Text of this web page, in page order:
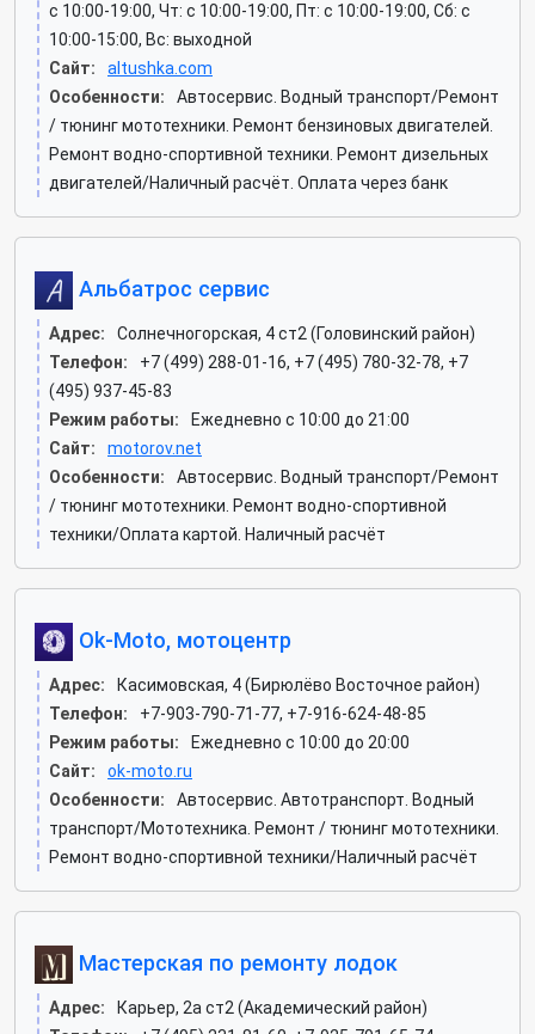
c 10:00-19:00, Чт: c 10:00-19:00, Пт: c 10:00-19:00, Сб: c
10:00-15:00, Вс: выходной
Сайт:
altushka.com
Особенности:
Автосервис. Водный транспорт/Ремонт
/ тюнинг мототехники. Ремонт бензиновых двигателей.
Ремонт водно-спортивной техники. Ремонт дизельных
двигателей/Наличный расчёт. Оплата через банк
Альбатрос сервис
Адрес:
Солнечногорская, 4 ст2 (Головинский район)
Телефон:
+7 (499) 288-01-16, +7 (495) 780-32-78, +7
(495) 937-45-83
Режим работы:
Ежедневно с 10:00 до 21:00
Сайт:
motorov.net
Особенности:
Автосервис. Водный транспорт/Ремонт
/ тюнинг мототехники. Ремонт водно-спортивной
техники/Оплата картой. Наличный расчёт
Ok-Moto, мотоцентр
Адрес:
Касимовская, 4 (Бирюлёво Восточное район)
Телефон:
+7-903-790-71-77, +7-916-624-48-85
Режим работы:
Ежедневно с 10:00 до 20:00
Сайт:
ok-moto.ru
Особенности:
Автосервис. Автотранспорт. Водный
транспорт/Мототехника. Ремонт / тюнинг мототехники.
Ремонт водно-спортивной техники/Наличный расчёт
Мастерская по ремонту лодок
Адрес:
Карьер, 2а ст2 (Академический район)